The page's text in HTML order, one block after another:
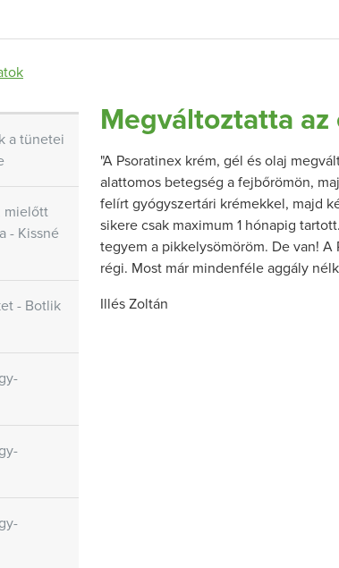
Psoratinex Kenőcs
A termék alkalmazásának
a psoriasis enyhe
krónikus (stabil)
formájában a tünetek
a psoriasisos bőr
állapota javul.
Tisztító gélek
A bőr felületén lévő
szaruréteg gátolja a
felszívódását, ezért a
Tisztító gél alkalmazása a
nemcsak simává teszi, de
Megváltoztatta az
"A Psoratinex krém, gél és olaj
alattomos betegség a fejbőrömön,
felírt gyógyszertári krémekkel, majd
sikere csak maximum 1 hónapig
tegyem a pikkelysömöröm. De van!
régi. Most már mindenféle aggály
Illés Zoltán
a tünetei
mielőtt
- Kissné
- Botlik